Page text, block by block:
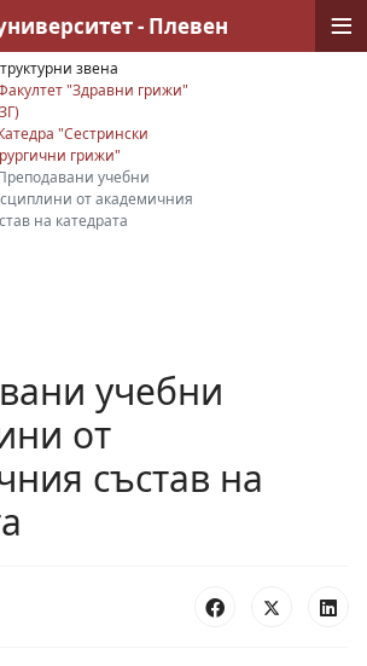
звена
"Здравни грижи"
"Сестрински
грижи"
учебни
от академичния
на катедрата
учебни
от
състав на
- Плевен ≡